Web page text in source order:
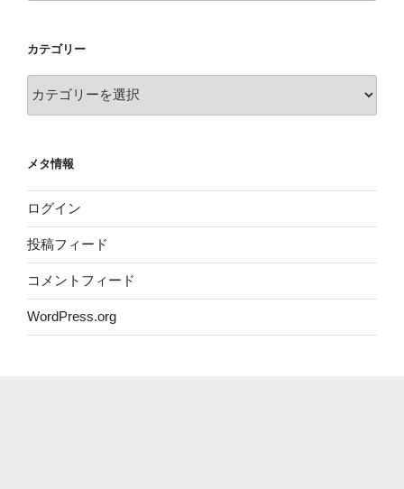
ブ
カテゴリー
テ
ー
メタ情報
ログイン
投稿フィード
コメントフィード
WordPress.org